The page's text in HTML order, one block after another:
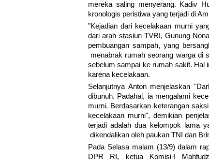
mereka saling menyerang. Kadiv
kronologis peristiwa yang terjadi di
"Kejadian dari kecelakaan murni
dari arah stasiun TVRI, Gunung
pembuangan sampah, yang
menabrak rumah seorang warga di
sebelum sampai ke rumah sakit. Hal
karena kecelakaan.
Selanjutnya Anton menjelaskan
dibunuh. Padahal, ia mengalami
murni. Berdasarkan keterangan
kecelakaan murni", demikian
terjadi adalah dua kelompok lama
dikendalikan oleh paukan TNI dan
Pada Selasa malam (13/9) dalam
DPR RI, ketua Komisi-I